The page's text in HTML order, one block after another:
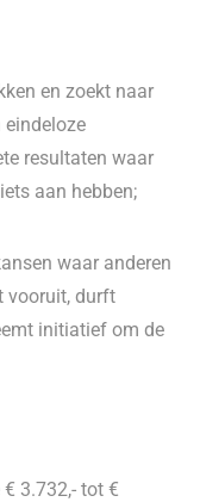
en zoekt naar
eindeloze
resultaten waar
aan hebben;
waar anderen
vooruit, durft
initiatief om de
3.732,- tot €